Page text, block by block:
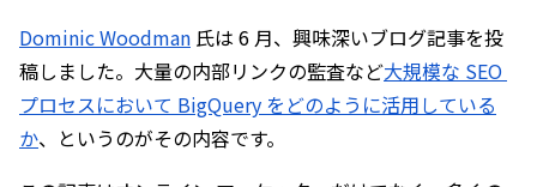
Dominic Woodman 氏は 6 月、興味深いブログ記事を投
稿しました。大量の内部リンクの監査など大規模な SEO
プロセスにおいて BigQuery をどのように活用している
か、というのがその内容です。